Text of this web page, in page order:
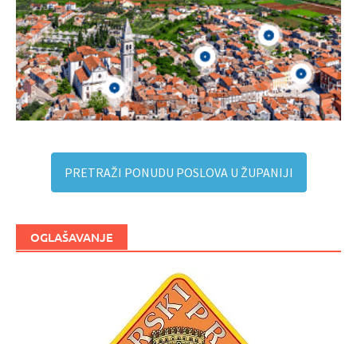
PRETRAŽI PONUDU POSLOVA U ŽUPANIJI
OGLAŠAVANJE